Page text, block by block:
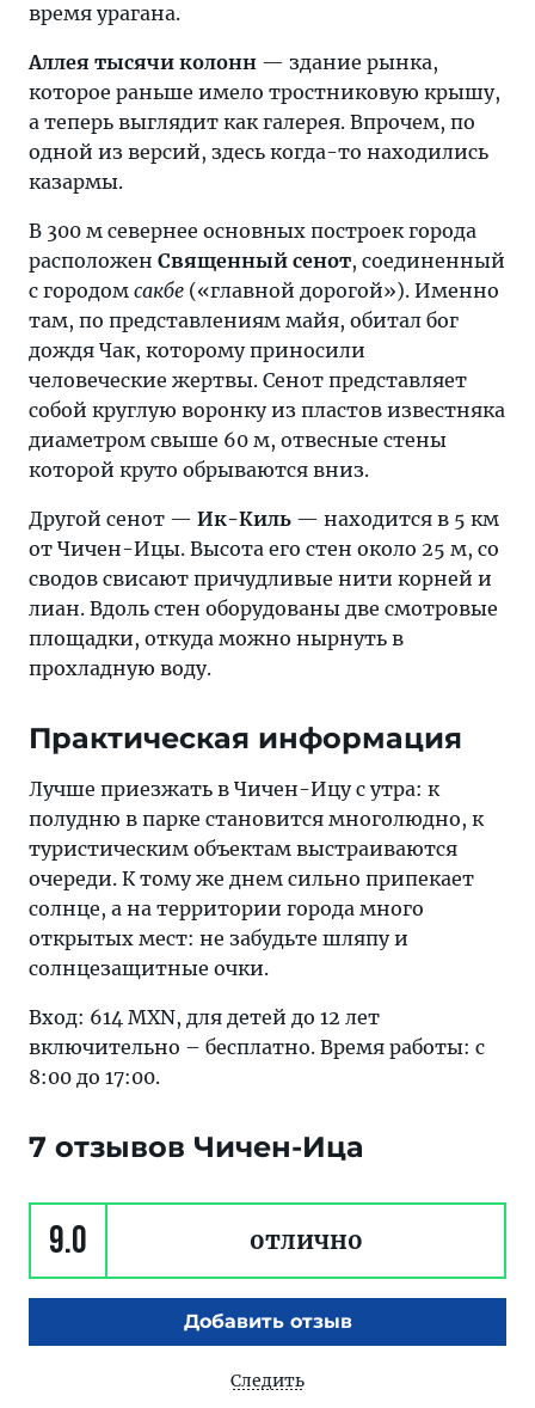
время урагана.
Аллея тысячи колонн — здание рынка,
которое раньше имело тростниковую крышу,
а теперь выглядит как галерея. Впрочем, по
одной из версий, здесь когда-то находились
казармы.
В 300 м севернее основных построек города
расположен Священный сенот, соединенный
с городом сакбе («главной дорогой»). Именно
там, по представлениям майя, обитал бог
дождя Чак, которому приносили
человеческие жертвы. Сенот представляет
собой круглую воронку из пластов известняка
диаметром свыше 60 м, отвесные стены
которой круто обрываются вниз.
Другой сенот — Ик-Киль ­— находится в 5 км
от Чичен-Ицы. Высота его стен около 25 м, со
сводов свисают причудливые нити корней и
лиан. Вдоль стен оборудованы две смотровые
площадки, откуда можно нырнуть в
прохладную воду.
Практическая информация
Лучше приезжать в Чичен-Ицу с утра: к
полудню в парке становится многолюдно, к
туристическим объектам выстраиваются
очереди. К тому же днем сильно припекает
солнце, а на территории города много
открытых мест: не забудьте шляпу и
солнцезащитные очки.
Вход: 614 MXN, для детей до 12 лет
включительно – бесплатно. Время работы: с
8:00 до 17:00.
7 отзывов Чичен-Ица
9.0 отлично
Добавить отзыв
Следить